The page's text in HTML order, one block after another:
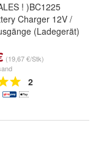
! )BC1225
Charger 12V /
(Ladegerät)
(19,67 €/Stk)
2